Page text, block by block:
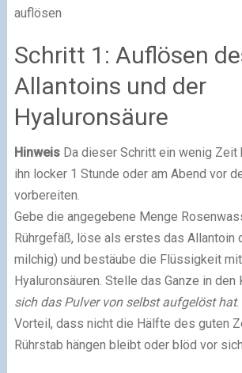
auflösen
Schritt 1: Auflösen
Allantoins und der
Hyaluronsäure
HinweisDa dieser Schritt ein wenig Zeit
ihn locker 1 Stunde oder am Abend vor
vorbereiten.
Gebe die angegebene Menge
Rührgefäß, löse als erstes das Allantoin
milchig) und bestäube die Flüssigkeit
Hyaluronsäuren. Stelle das Ganze in den
sich das Pulver von selbst aufgelöst hat.
Vorteil, dass nicht die Hälfte des guten
Rührstab hängen bleibt oder blöd vor